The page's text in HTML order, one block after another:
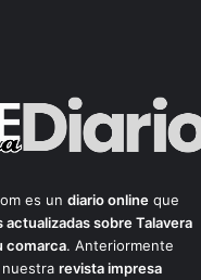
es un diario online que
actualizadas sobre Talavera
comarca. Anteriormente
revista impresa